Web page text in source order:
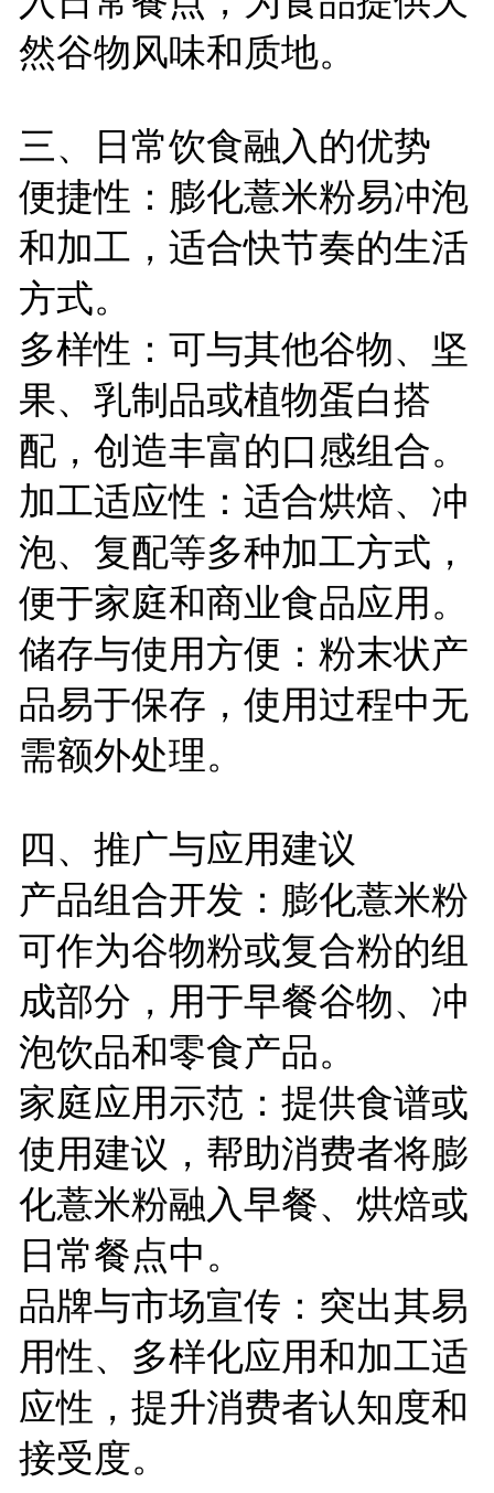
然谷物风味和质地。
三、日常饮食融入的优势
便捷性：膨化薏米粉易冲泡
和加工，适合快节奏的生活
方式。
多样性：可与其他谷物、坚
果、乳制品或植物蛋白搭
配，创造丰富的口感组合。
加工适应性：适合烘焙、冲
泡、复配等多种加工方式，
便于家庭和商业食品应用。
储存与使用方便：粉末状产
品易于保存，使用过程中无
需额外处理。
四、推广与应用建议
产品组合开发：膨化薏米粉
可作为谷物粉或复合粉的组
成部分，用于早餐谷物、冲
泡饮品和零食产品。
家庭应用示范：提供食谱或
使用建议，帮助消费者将膨
化薏米粉融入早餐、烘焙或
日常餐点中。
品牌与市场宣传：突出其易
用性、多样化应用和加工适
应性，提升消费者认知度和
接受度。